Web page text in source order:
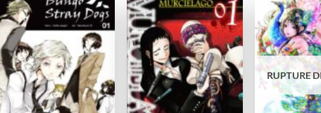
Ajouter
à la
wishlist
Ajouter
wishlist
RUPTURE